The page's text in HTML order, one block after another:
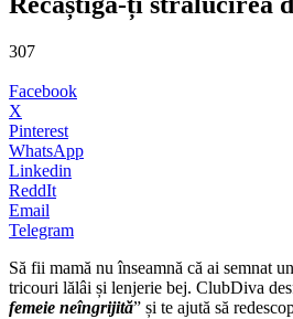
307
Facebook
X
Pinterest
WhatsApp
Linkedin
ReddIt
Email
Telegram
Să fii mamă nu înseamnă că ai semnat
tricouri lălâi și lenjerie bej. ClubDiva
femeie neîngrijită” și te ajută să